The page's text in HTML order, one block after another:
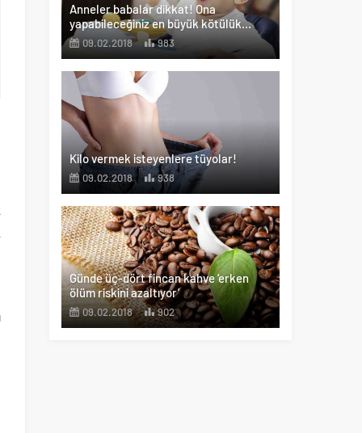
Anneler babalar dikkat! Ona
yapabileceğiniz en büyük kötülük…
09.02.2018 983
Kilo vermek isteyenlere tüyolar!
09.02.2018 938
Günde üç-dört fincan kahve ‘erken
ölüm riskini azaltıyor’
09.02.2018 902